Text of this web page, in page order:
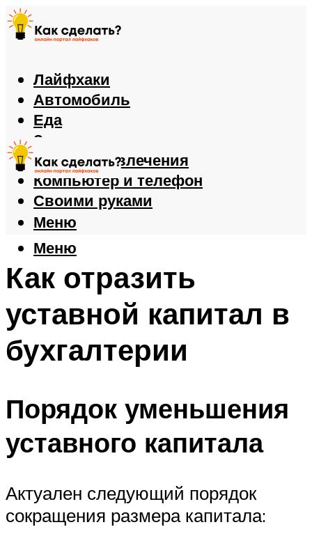
Лайфхаки
Автомобиль
Еда
Здоровье
Игры и развлечения
Компьютер и телефон
Своими руками
Меню
Меню
Как отразить
уставной капитал в
бухгалтерии
Порядок уменьшения
уставного капитала
Актуален следующий порядок
сокращения размера капитала: